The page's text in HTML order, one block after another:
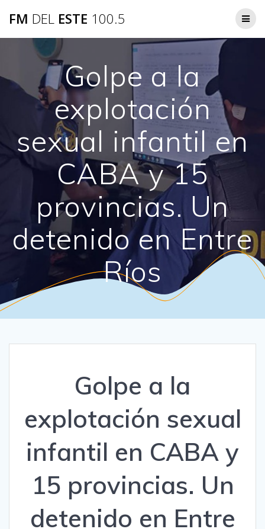
FM DEL ESTE 100.5
Golpe a la
explotación
sexual infantil en
CABA y 15
provincias. Un
detenido en Entre
Ríos
Golpe a la
explotación sexual
infantil en CABA y
15 provincias. Un
detenido en Entre